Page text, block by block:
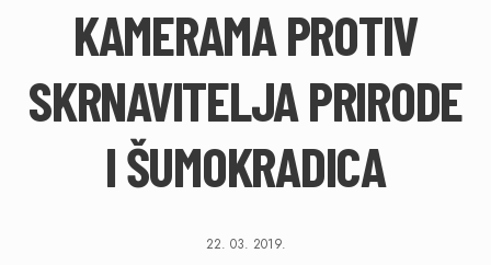
KAMERAMA PROTIV
SKRNAVITELJA PRIRODE
I ŠUMOKRADICA
22. 03. 2019.